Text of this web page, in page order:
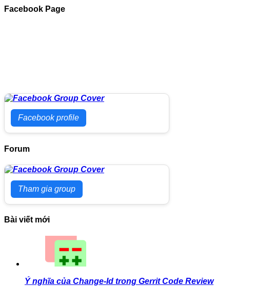
Facebook Page
Facebook profile
Forum
Tham gia group
Bài viết mới
Ý nghĩa của Change-Id trong Gerrit Code Review